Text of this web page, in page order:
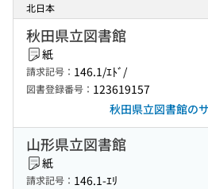
北日本
秋田県立図書館
紙
請求記号： 146.1/ｴﾄﾞ/
図書登録番号： 123619157
秋田県立図書館の
山形県立図書館
紙
請求記号： 146.1-ｴﾘ